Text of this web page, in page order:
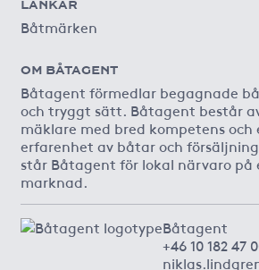
LÄNKAR
Båtmärken
OM BÅTAGENT
Båtagent förmedlar begagnade
och tryggt sätt. Båtagent består
mäklare med bred kompetens och
erfarenhet av båtar och
står Båtagent för lokal närvaro på
marknad.
Båtagent
+46 10 182 47